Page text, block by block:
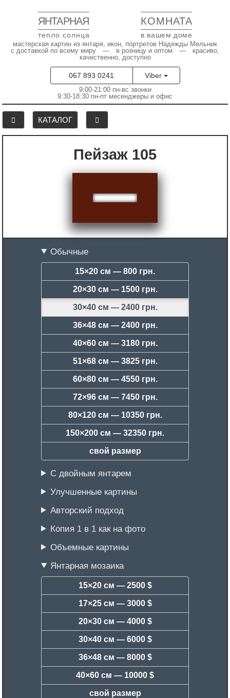
ЯНТАРНАЯ КОМНАТА
тепло солнца в вашем доме
мастерская картин из янтаря, икон, портретов Надежды Мельник
с доставкой по всему миру — в розницу и оптом — красиво,
качественно, доступно
067 893 0241 Viber
9:00-21:00 пн-вс звонки
9:30-18:30 пн-пт месенджеры и офис
КАТАЛОГ
Пейзаж 105
Обычные
15×20 см — 800 грн.
20×30 см — 1500 грн.
30×40 см — 2400 грн.
36×48 см — 2400 грн.
40×60 см — 3180 грн.
51×68 см — 3825 грн.
60×80 см — 4550 грн.
72×96 см — 7450 грн.
80×120 см — 10350 грн.
150×200 см — 32350 грн.
свой размер
С двойным янтарем
Улучшенные картины
Авторский подход
Копия 1 в 1 как на фото
Объемные картины
Янтарная мозаика
15×20 см — 2500 $
17×25 см — 3000 $
20×30 см — 4000 $
30×40 см — 6000 $
36×48 см — 8000 $
40×60 см — 10000 $
свой размер